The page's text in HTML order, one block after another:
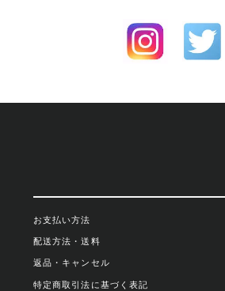
お支払い方法
配送方法・送料
返品・キャンセル
特定商取引法に基づく表記